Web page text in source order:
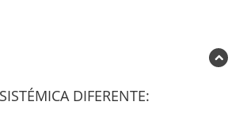
DIFERENTE: